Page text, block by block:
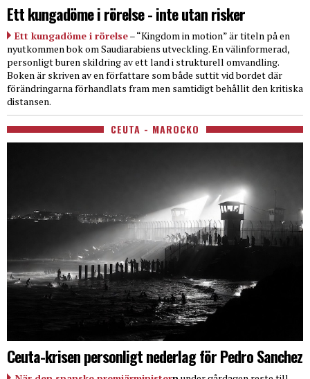
Ett kungadöme i rörelse - inte utan risker
Ett kungadöme i rörelse– “Kingdom in motion” är titeln på en
nyutkommen bok om Saudiarabiens utveckling. En välinformerad,
personligt buren skildring av ett land i strukturell omvandling.
Boken är skriven av en författare som både suttit vid bordet där
förändringarna förhandlats fram men samtidigt behållit den kritiska
distansen.
CEUTA - MAROCKO
Ceuta-krisen personligt nederlag för Pedro Sanchez